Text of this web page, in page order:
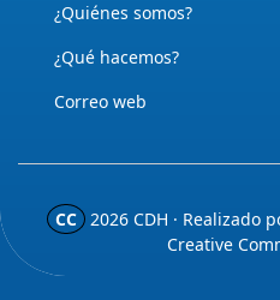
¿Quiénes somos?
¿Qué hacemos?
Correo web
CC 2026CDH · Realizado
Creative